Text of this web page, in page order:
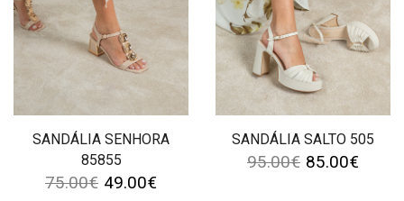
SANDÁLIA SENHORA
85855
75.00€ 49.00€
SANDÁLIA SALTO 505
95.00€ 85.00€